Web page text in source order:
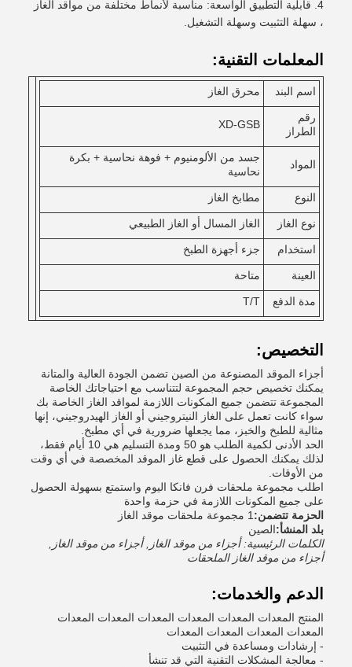
قابلية التطبيق الواسعة: مناسبة لأنماط مختلفة من مواقد الغاز
، سهلة التثبيت وسهلة التشغيل.
المعلمات التقنية:
اسم البند محرق الغاز
رقم
الطراز
XD-GSB
المواد
جسد من الألومنيوم + فوهة نحاسية + بكرة
نحاسية
النوع مطابخ الغاز
نوع الغاز الغاز المسال أو الغاز الطبيعي
استخدام جزء أجهزة الطبخ
العينة متاحة
مدة الدفع T/T
التخصيص:
أجزاء الموقد المصنوعة من الصين تضمن الجودة العالية والمتانة
يمكنك تخصيص حجم المجموعة لتتناسب مع احتياجاتك الخاصة
المجموعة تتضمن جميع المكونات اللازمة لمواقد الغاز الخاصة بك
سواء كانت تعمل على الغاز النيتروجيني أو الغاز الهيدروجيني، إنها
مثالية للطبخ والخبز، مما يجعلها ضرورية في أي مطبخ.
الحد الأدنى لكمية الطلب هو 50 ومدة التسليم هي 10 أيام فقط،
لذلك يمكنك الحصول على قطع غاز الموقد المخصصة في أي وقت
من الأوقات.
اطلب مجموعة ملحقات فرن فانكا اليوم واستمتع بسهولة الحصول
على جميع المكونات اللازمة في حزمة واحدة
الحزمة تتضمن: 1 مجموعة ملحقات موقد الغاز
بلد المنشأ:الصين
الكلمات الرئيسية: أجزاء من موقد الغاز, أجزاء من موقد الغاز,
أجزاء من موقد الغاز الملحقات
الدعم والخدمات:
المنتج المعدات المعدات المعدات المعدات المعدات المعدات
المعدات المعدات المعدات المعدات
- إرشادات ومساعدة في التثبيت
- معالجة المشكلات التقنية التي قد تنشأ